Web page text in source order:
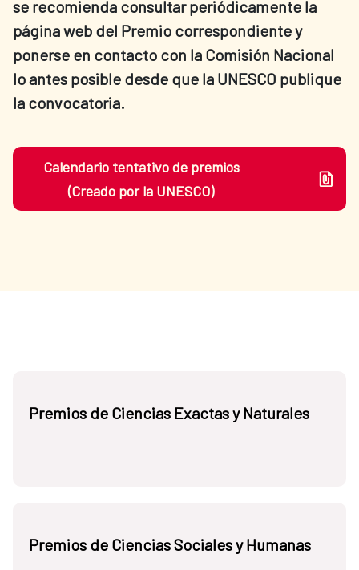
se recomienda consultar periódicamente la
página web del Premio correspondiente y
ponerse en contacto con la Comisión Nacional
lo antes posible desde que la UNESCO publique
la convocatoria.
Calendario tentativo de premios
(Creado por la UNESCO)
Premios de Ciencias Exactas y Naturales
Premios de Ciencias Sociales y Humanas